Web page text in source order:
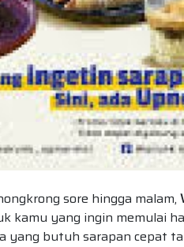
sore hingga malam,
kamu yang ingin memulai
yang butuh sarapan cepat